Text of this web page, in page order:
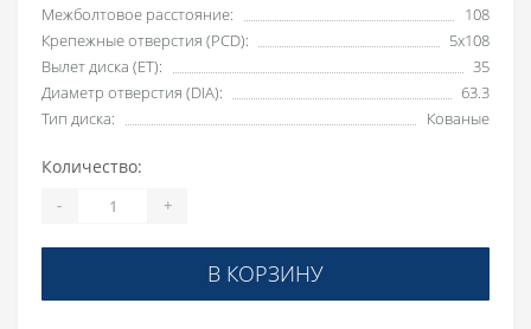
Межболтовое расстояние:
108
Крепежные отверстия (PCD):
5x108
Вылет диска (ET):
35
Диаметр отверстия (DIA):
63.3
Тип диска:
Кованые
Количество:
- +
В КОРЗИНУ